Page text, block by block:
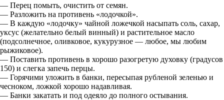
— Перец помыть, очистить от семян.
— Разложить на противень «лодочкой».
— В каждую «лодочку» чайной ложечкой насыпать соль, сахар,
уксус (желательно белый винный) и растительное масло
(подсолнечное, оливковое, кукурузное — любое, мы любим
рыжиковое).
— Поставить противень в хорошо разогретую духовку (градусов
150) и слегка запечь перцы.
— Горячими уложить в банки, пересыпая рубленой зеленью и
чесноком, ложкой хорошо надавливая.
— Банки закатать и под одеяло до полного остывания.